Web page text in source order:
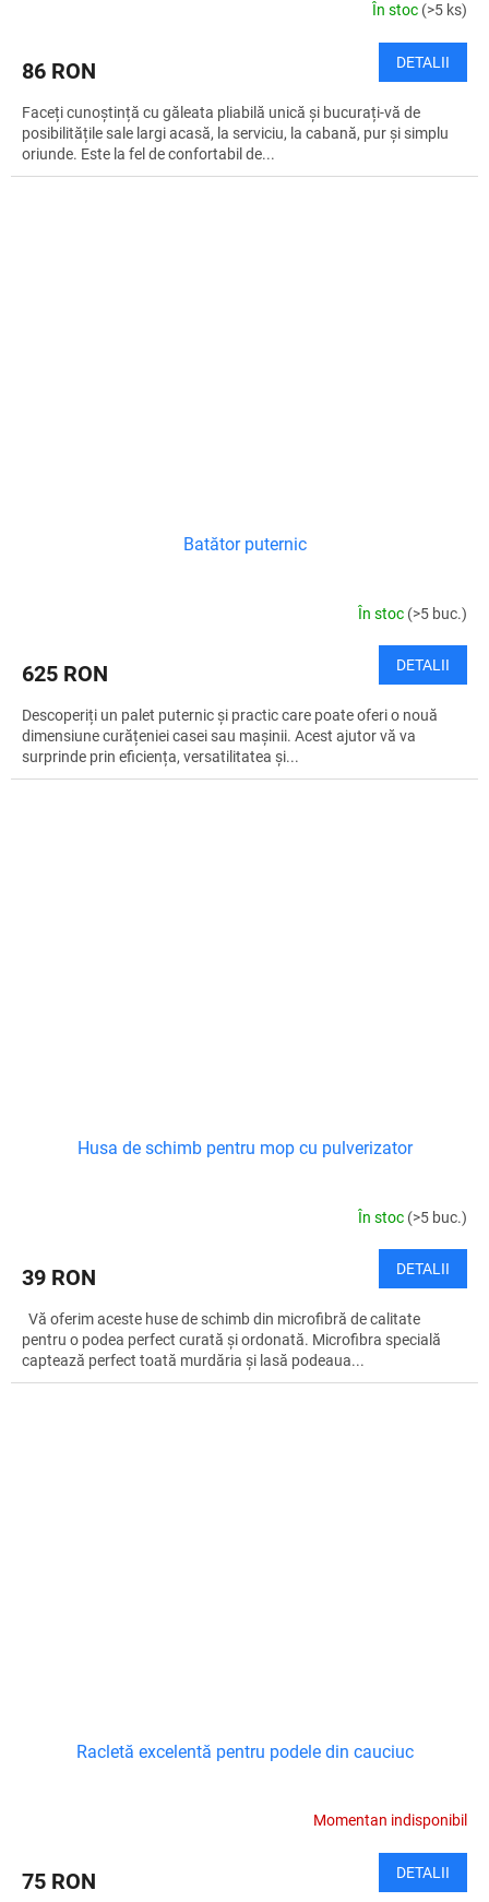
În stoc (>5 ks)
86 RON DETALII
Faceți cunoștință cu găleata pliabilă unică și bucurați-vă de
posibilitățile sale largi acasă, la serviciu, la cabană, pur și simplu
oriunde. Este la fel de confortabil de...
Batător puternic
În stoc (>5 buc.)
625 RON DETALII
Descoperiți un palet puternic și practic care poate oferi o nouă
dimensiune curățeniei casei sau mașinii. Acest ajutor vă va
surprinde prin eficiența, versatilitatea și...
Husa de schimb pentru mop cu pulverizator
În stoc (>5 buc.)
39 RON DETALII
Vă oferim aceste huse de schimb din microfibră de calitate
pentru o podea perfect curată și ordonată. Microfibra specială
captează perfect toată murdăria și lasă podeaua...
Racletă excelentă pentru podele din cauciuc
Momentan indisponibil
75 RON DETALII